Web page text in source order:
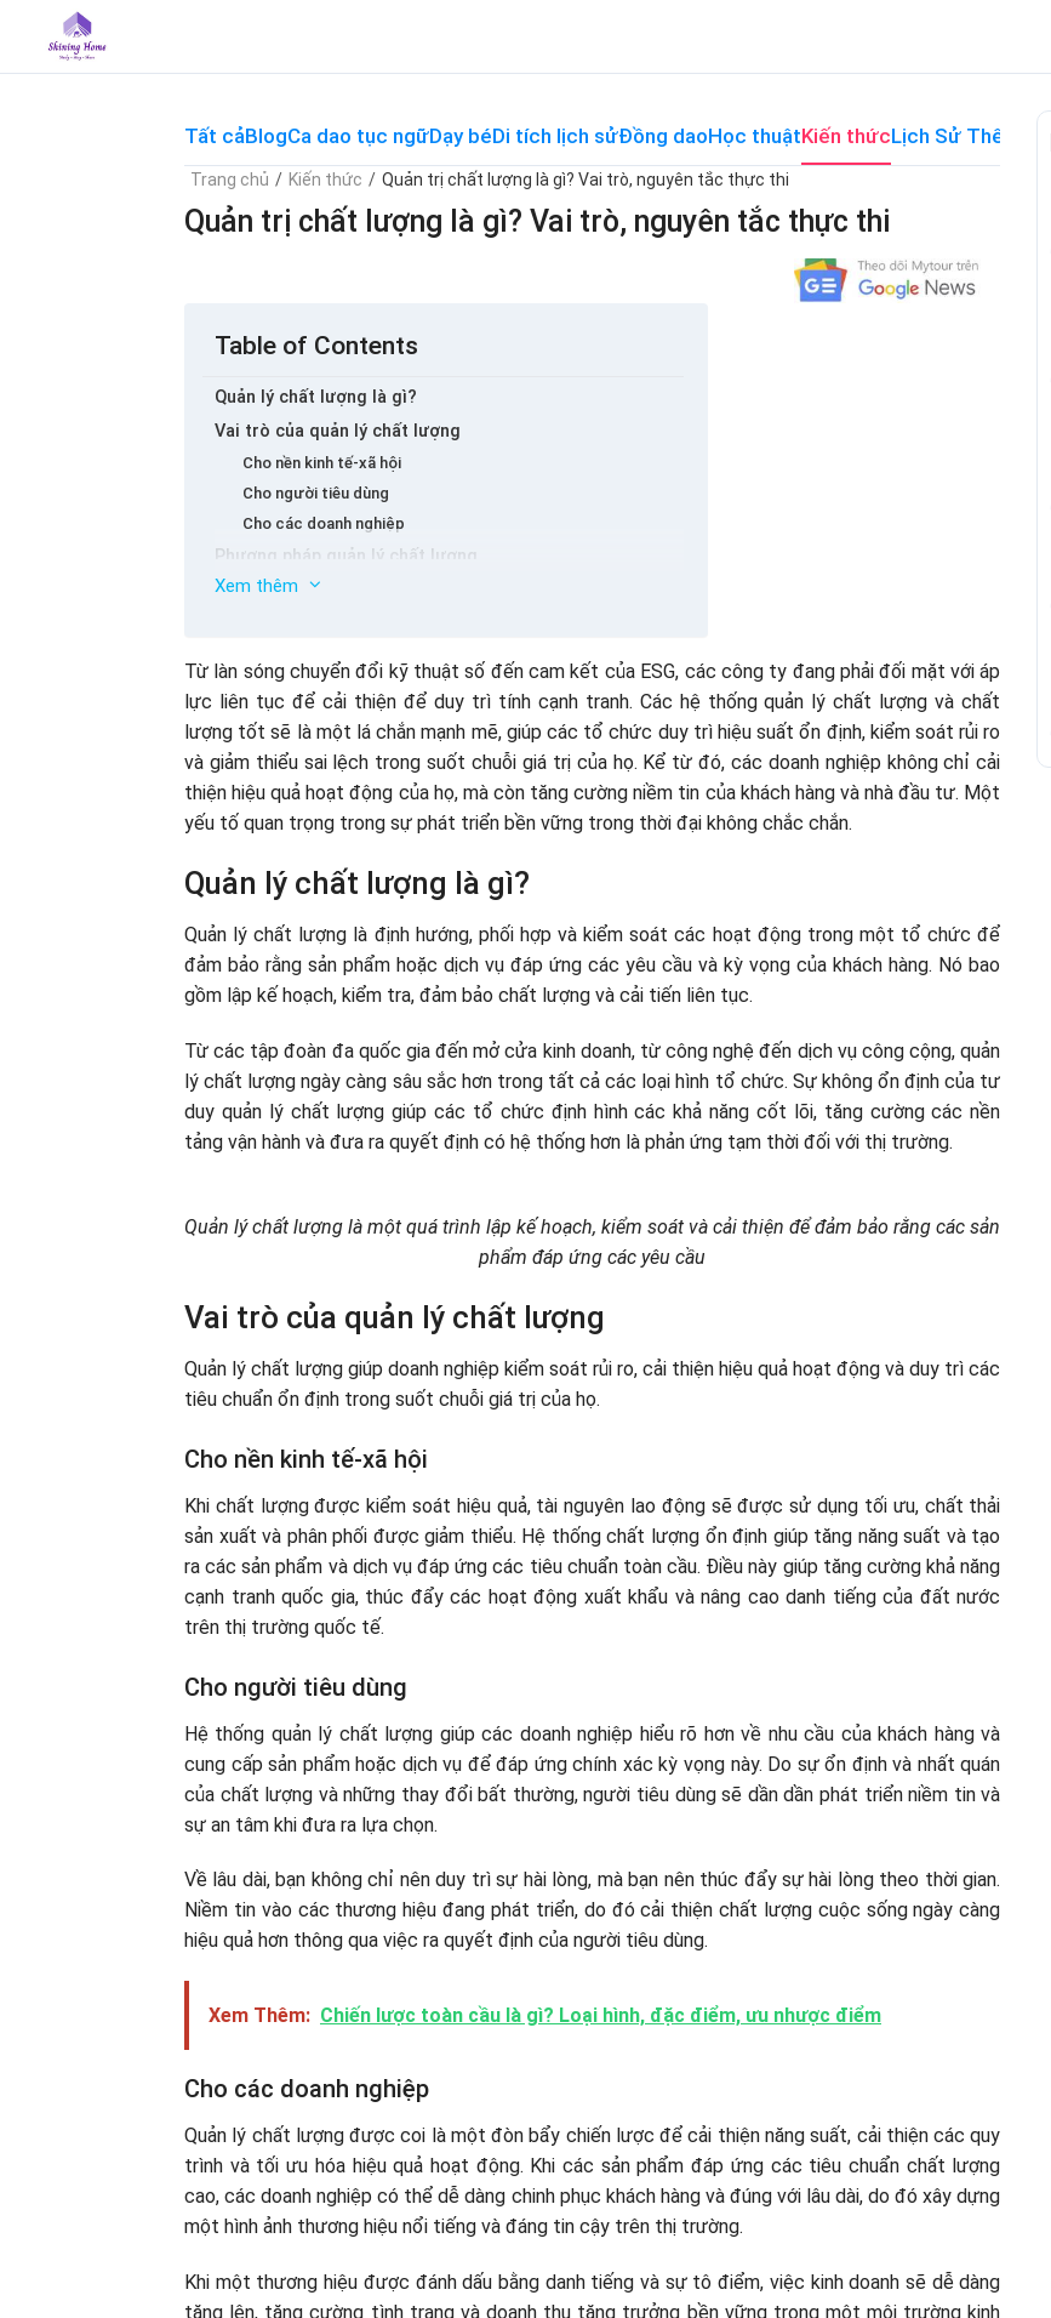
content
Tất cảBlogCa dao tục ngữDạy béDi tích lịch sửĐồng daoHọc thuậtKiến thứcLịch Sử Thế Giới
Trang chủ / Kiến thức / Quản trị chất lượng là gì? Vai trò, nguyên tắc thực thi
Quản trị chất lượng là gì? Vai trò, nguyên tắc thực thi
Table of Contents
Quản lý chất lượng là gì?
Vai trò của quản lý chất lượng
Cho nền kinh tế-xã hội
Cho người tiêu dùng
Cho các doanh nghiệp
Phương pháp quản lý chất lượng
Kế hoạch chất lượng (Kế hoạch chất lượng)
Đảm bảo chất lượng (đảm bảo chất lượng)
Nguyên tắc quản lý chất lượng
Cho khách hàng
Vai trò lãnh đạo
Quản lý chất lượng nhân sự
Theo quy trình
Hệ thống quản lý
Cải tiến liên tục
Đưa ra quyết định dựa trên dữ liệu
Quản lý các mối quan hệ
Một số vấn đề liên quan liên quan đến quản lý chất lượng
Những công cụ quản lý chất lượng thường được sử dụng?
Ai chịu trách nhiệm quản lý chất lượng trong tổ chức?
Xem thêm
Từ làn sóng chuyển đổi kỹ thuật số đến cam kết của ESG, các công ty đang phải đối mặt với áp
lực liên tục để cải thiện để duy trì tính cạnh tranh. Các hệ thống quản lý chất lượng và chất
lượng tốt sẽ là một lá chắn mạnh mẽ, giúp các tổ chức duy trì hiệu suất ổn định, kiểm soát rủi ro
và giảm thiểu sai lệch trong suốt chuỗi giá trị của họ. Kể từ đó, các doanh nghiệp không chỉ cải
thiện hiệu quả hoạt động của họ, mà còn tăng cường niềm tin của khách hàng và nhà đầu tư. Một
yếu tố quan trọng trong sự phát triển bền vững trong thời đại không chắc chắn.
Quản lý chất lượng là gì?
Quản lý chất lượng là định hướng, phối hợp và kiểm soát các hoạt động trong một tổ chức để
đảm bảo rằng sản phẩm hoặc dịch vụ đáp ứng các yêu cầu và kỳ vọng của khách hàng. Nó bao
gồm lập kế hoạch, kiểm tra, đảm bảo chất lượng và cải tiến liên tục.
Từ các tập đoàn đa quốc gia đến mở cửa kinh doanh, từ công nghệ đến dịch vụ công cộng, quản
lý chất lượng ngày càng sâu sắc hơn trong tất cả các loại hình tổ chức. Sự không ổn định của tư
duy quản lý chất lượng giúp các tổ chức định hình các khả năng cốt lõi, tăng cường các nền
tảng vận hành và đưa ra quyết định có hệ thống hơn là phản ứng tạm thời đối với thị trường.
Quản lý chất lượng là một quá trình lập kế hoạch, kiểm soát và cải thiện để đảm bảo rằng các sản
phẩm đáp ứng các yêu cầu
Vai trò của quản lý chất lượng
Quản lý chất lượng giúp doanh nghiệp kiểm soát rủi ro, cải thiện hiệu quả hoạt động và duy trì các
tiêu chuẩn ổn định trong suốt chuỗi giá trị của họ.
Cho nền kinh tế-xã hội
Khi chất lượng được kiểm soát hiệu quả, tài nguyên lao động sẽ được sử dụng tối ưu, chất thải
sản xuất và phân phối được giảm thiểu. Hệ thống chất lượng ổn định giúp tăng năng suất và tạo
ra các sản phẩm và dịch vụ đáp ứng các tiêu chuẩn toàn cầu. Điều này giúp tăng cường khả năng
cạnh tranh quốc gia, thúc đẩy các hoạt động xuất khẩu và nâng cao danh tiếng của đất nước
trên thị trường quốc tế.
Cho người tiêu dùng
Hệ thống quản lý chất lượng giúp các doanh nghiệp hiểu rõ hơn về nhu cầu của khách hàng và
cung cấp sản phẩm hoặc dịch vụ để đáp ứng chính xác kỳ vọng này. Do sự ổn định và nhất quán
của chất lượng và những thay đổi bất thường, người tiêu dùng sẽ dần dần phát triển niềm tin và
sự an tâm khi đưa ra lựa chọn.
Về lâu dài, bạn không chỉ nên duy trì sự hài lòng, mà bạn nên thúc đẩy sự hài lòng theo thời gian.
Niềm tin vào các thương hiệu đang phát triển, do đó cải thiện chất lượng cuộc sống ngày càng
hiệu quả hơn thông qua việc ra quyết định của người tiêu dùng.
Xem Thêm: Chiến lược toàn cầu là gì? Loại hình, đặc điểm, ưu nhược điểm
Cho các doanh nghiệp
Quản lý chất lượng được coi là một đòn bẩy chiến lược để cải thiện năng suất, cải thiện các quy
trình và tối ưu hóa hiệu quả hoạt động. Khi các sản phẩm đáp ứng các tiêu chuẩn chất lượng
cao, các doanh nghiệp có thể dễ dàng chinh phục khách hàng và đúng với lâu dài, do đó xây dựng
một hình ảnh thương hiệu nổi tiếng và đáng tin cậy trên thị trường.
Khi một thương hiệu được đánh dấu bằng danh tiếng và sự tô điểm, việc kinh doanh sẽ dễ dàng
tăng lên, tăng cường tình trạng và doanh thu tăng trưởng bền vững trong một môi trường kinh